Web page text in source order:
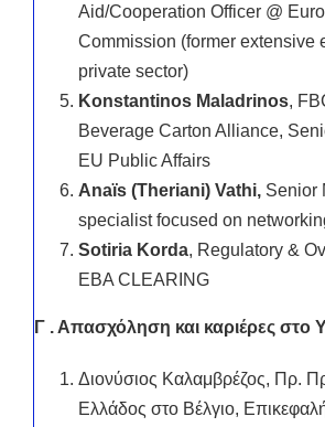
Aid/Cooperation Officer @
Commission (former extensive
private sector)
Konstantinos Maladrinos,
Beverage Carton Alliance,
EU Public Affairs
Anaïs (Theriani) Vathi, Senior
specialist focused on
Sotiria Korda, Regulatory &
EBA CLEARING
Γ . Απασχόληση και καριέρες στο
Διονύσιος Καλαμβρέζος, Πρ.
Ελλάδος στο Βέλγιο,